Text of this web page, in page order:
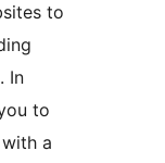
to
In
to
a